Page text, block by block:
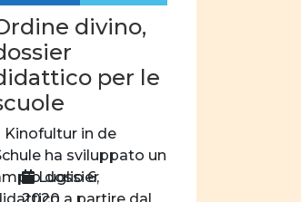
divino,
per le
Kinofultur in de
ha sviluppato un
dossier
Luglio 6,
2020